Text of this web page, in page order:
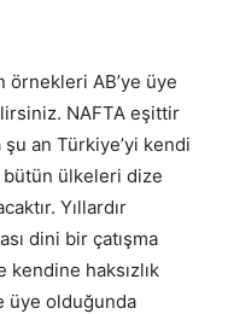
örnekleri AB’ye üye
NAFTA eşittir
an Türkiye’yi kendi
bütün ülkeleri dize
Yıllardır
dini bir çatışma
haksızlık
üye olduğunda